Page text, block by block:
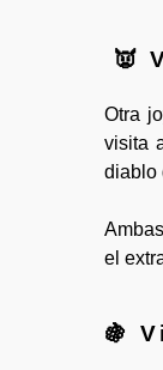
👿
Otra
visita
diablo
el
🍇